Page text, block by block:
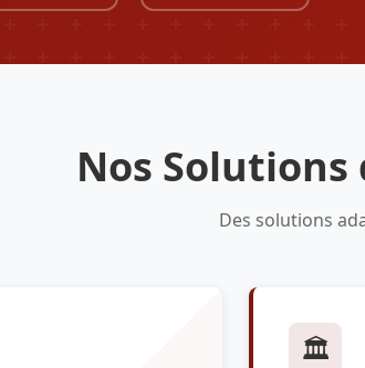
Nos
Des solutions
🏛️